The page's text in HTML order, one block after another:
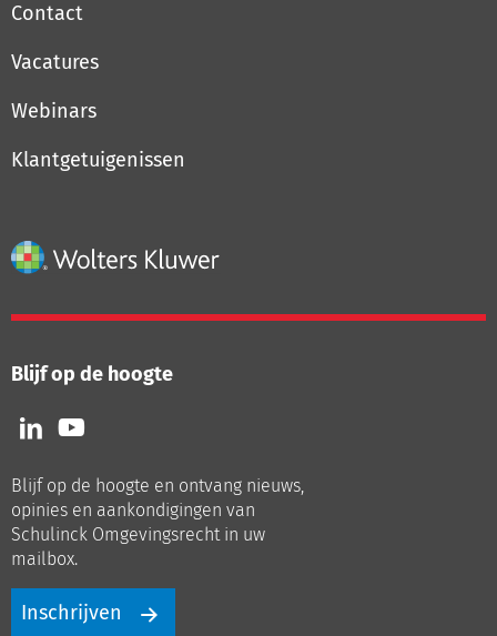
Contact
Vacatures
Webinars
Klantgetuigenissen
Blijf op de hoogte
Volg
ons
LinkedIn
Volg
ons
Youtube
Blijf op de hoogte en ontvang nieuws,
opinies en aankondigingen van
Schulinck Omgevingsrecht in uw
mailbox.
Inschrijven